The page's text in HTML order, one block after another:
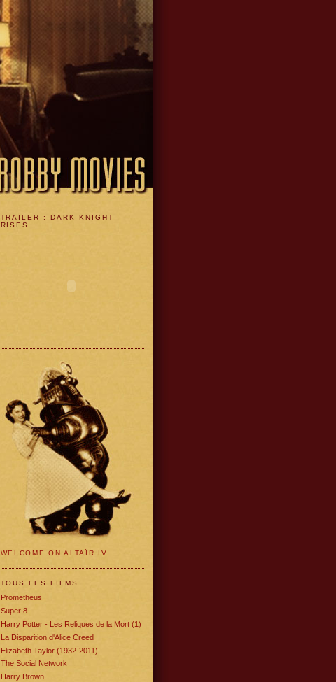
TRAILER : DARK KNIGHT
RISES
WELCOME ON ALTAÏR IV...
TOUS LES FILMS
Prometheus
Super 8
Harry Potter - Les Reliques de la Mort (1)
La Disparition d'Alice Creed
Elizabeth Taylor (1932-2011)
The Social Network
Harry Brown